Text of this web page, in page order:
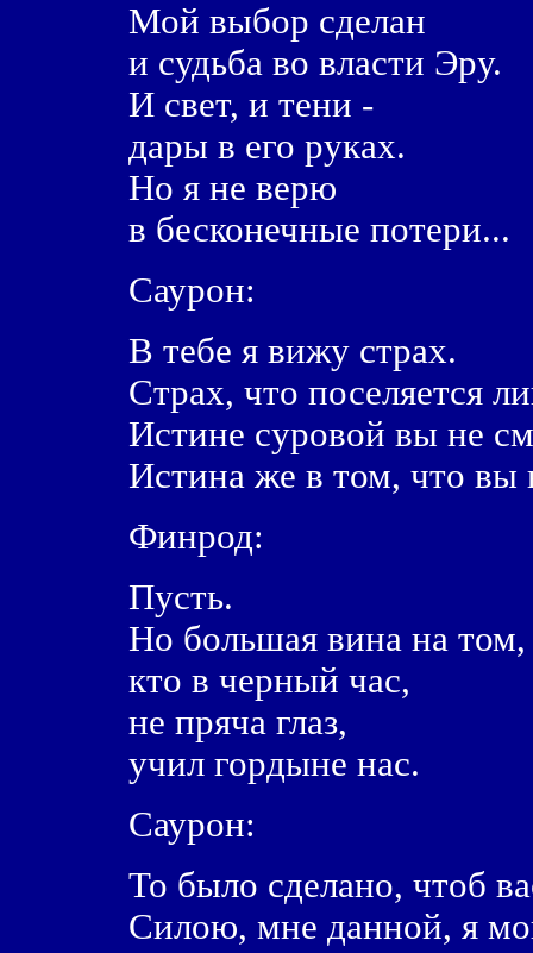
Мой выбор сделан
и судьба во власти Эру.
И свет, и тени -
дары в его руках.
Hо я не верю
в бесконечные потери...
Саурон:
В тебе я вижу страх.
Страх, что поселяется
Истине суровой вы не
Истина же в том, что
Финрод:
Пусть.
Hо большая вина на том,
кто в черный час,
не пряча глаз,
учил гордыне нас.
Саурон:
То было сделано, чтоб
Силою, мне данной, я